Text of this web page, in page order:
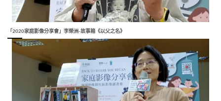
「2020家庭影像分享會」李榮洲-故事箱《以父之名》